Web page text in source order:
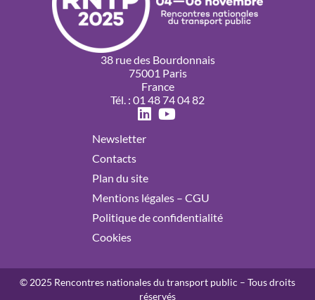
38 rue des Bourdonnais
75001 Paris
France
Tél. : 01 48 74 04 82
Newsletter
Contacts
Plan du site
Mentions légales – CGU
Politique de confidentialité
Cookies
© 2025 Rencontres nationales du transport public – Tous droits
réservés